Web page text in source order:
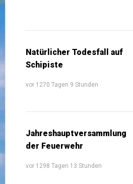
Natürlicher Todesfall auf
Schipiste
vor 1270 Tagen 9 Stunden
Jahreshauptversammlung
der Feuerwehr
vor 1298 Tagen 13 Stunden